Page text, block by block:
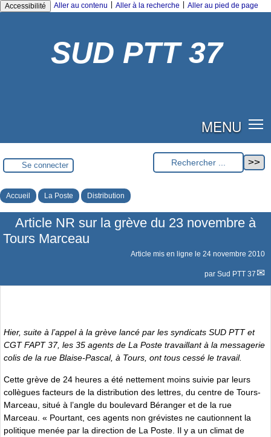
Accessibilité Aller au contenu Aller à la recherche Aller au pied de page
SUD PTT 37
MENU
Se connecter
Accueil La Poste Distribution
Article NR sur la grève du 23 novembre à
Tours Marceau
Article mis en ligne le 24 novembre 2010
par Sud PTT 37
Hier, suite à l’appel à la grève lancé par les syndicats SUD PTT et
CGT FAPT 37, les 35 agents de La Poste travaillant à la messagerie
colis de la rue Blaise-Pascal, à Tours, ont tous cessé le travail.
Cette grève de 24 heures a été nettement moins suivie par leurs
collègues facteurs de la distribution des lettres, du centre de Tours-
Marceau, situé à l’angle du boulevard Béranger et de la rue
Marceau. « Pourtant, ces agents non grévistes ne cautionnent la
politique menée par la direction de La Poste. Il y a un climat de